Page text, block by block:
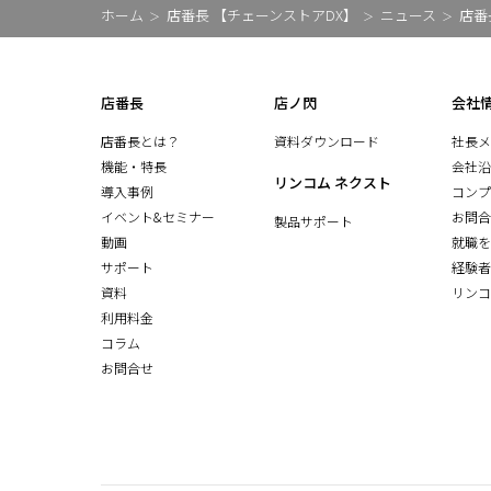
ホーム 店番長 【チェーンストアDX】 ニュース 店
店番長
店番長とは？
機能・特長
導入事例
イベント&セミナー
動画
サポート
資料
利用料金
コラム
お問合せ
店ノ閃
資料ダウンロード
リンコム ネクスト
製品サポート
会社
社長
会社
コン
お問
就職
経験
リン